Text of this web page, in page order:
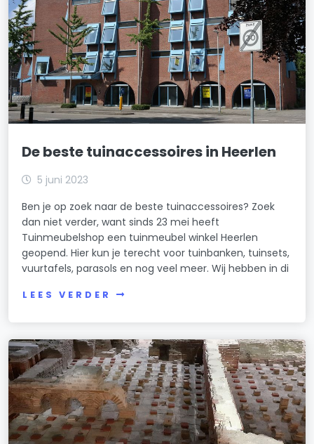
De beste tuinaccessoires in Heerlen
5 juni 2023
Ben je op zoek naar de beste tuinaccessoires? Zoek
dan niet verder, want sinds 23 mei heeft
Tuinmeubelshop een tuinmeubel winkel Heerlen
geopend. Hier kun je terecht voor tuinbanken, tuinsets,
vuurtafels, parasols en nog veel meer. Wij hebben in di
LEES VERDER